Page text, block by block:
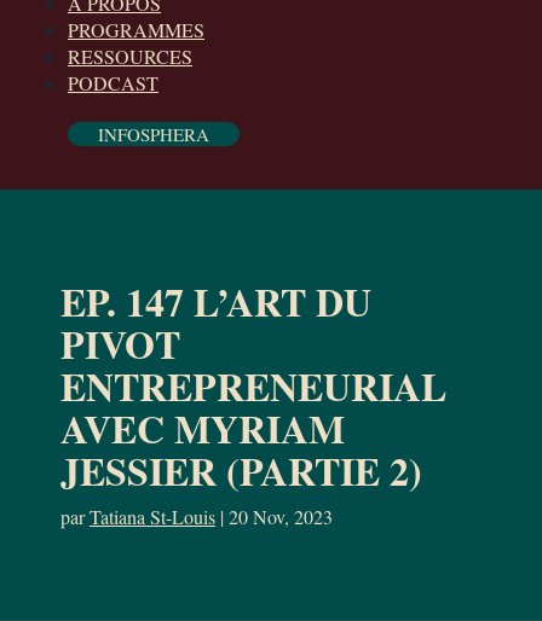
PROGRAMMES
RESSOURCES
PODCAST
INFOSPHERA
EP. 147 L’ART DU
PIVOT
ENTREPRENEURIAL
AVEC MYRIAM
JESSIER (PARTIE 2)
parTatiana St-Louis |20 Nov, 2023